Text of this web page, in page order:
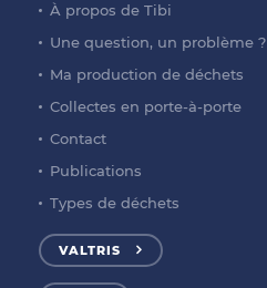
À propos de Tibi
Une question, un problème ?
Ma production de déchets
Collectes en porte-à-porte
Contact
Publications
Types de déchets
VALTRIS